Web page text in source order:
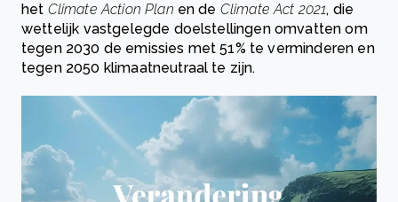
het Climate Action Plan en de Climate Act 2021, die
wettelijk vastgelegde doelstellingen omvatten om
tegen 2030 de emissies met 51% te verminderen en
tegen 2050 klimaatneutraal te zijn.